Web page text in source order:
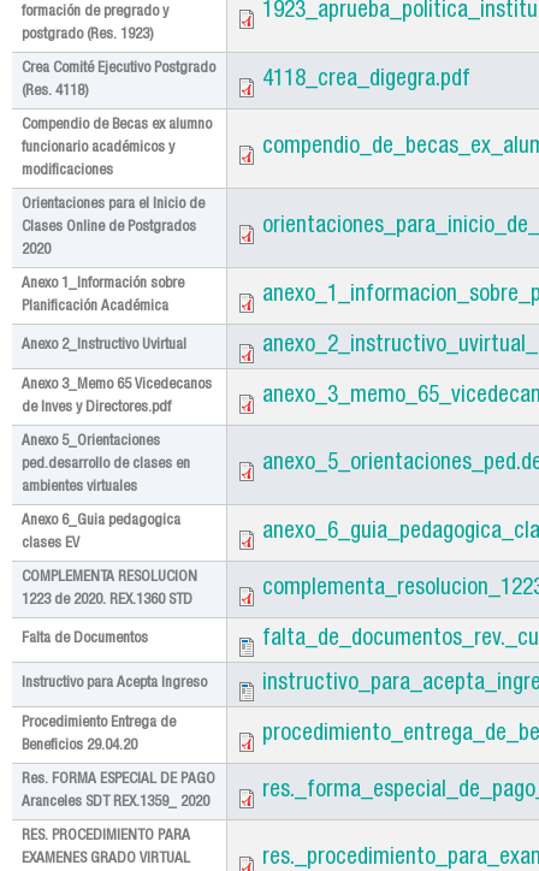
formación de pregrado y
postgrado (Res. 1923)
Crea Comité Ejecutivo Postgrado
(Res. 4118)
4118_crea_digegra.pdf
Compendio de Becas ex alumno
funcionario académicos y
modificaciones
Orientaciones para el Inicio de
Clases Online de Postgrados
2020
Anexo 1_Información sobre
Planificación Académica
Anexo 2_Instructivo Uvirtual
Anexo 3_Memo 65 Vicedecanos
de Inves y Directores.pdf
Anexo 5_Orientaciones
ped.desarrollo de clases en
ambientes virtuales
Anexo 6_Guia pedagogica
clases EV
COMPLEMENTA RESOLUCION
1223 de 2020. REX.1360 STD
Falta de Documentos
Instructivo para Acepta Ingreso
Procedimiento Entrega de
Beneficios 29.04.20
Res. FORMA ESPECIAL DE PAGO
Aranceles SDT REX.1359_ 2020
RES. PROCEDIMIENTO PARA
EXAMENES GRADO VIRTUAL